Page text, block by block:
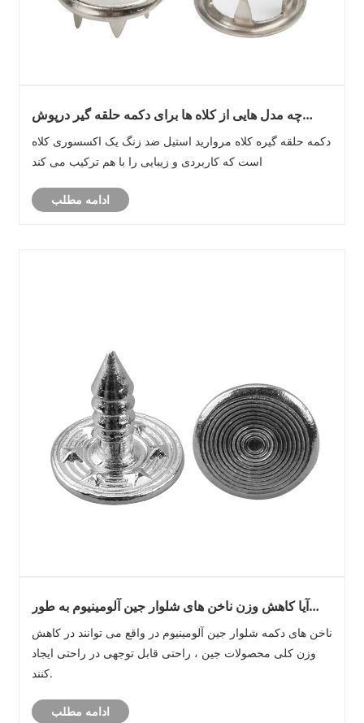
چه مدل هایی از کلاه ها برای دکمه حلقه گیر درپوش
مروارید فولادی ضد زنگ مناسب هستند؟
دکمه حلقه گیره کلاه مروارید استیل ضد زنگ یک اکسسوری کلاه
است که کاربردی و زیبایی را با هم ترکیب می کند
ادامه مطلب
آیا کاهش وزن ناخن های شلوار جین آلومینیوم به طور
قابل توجهی راحتی محصولات جین را بهبود می بخشد؟
ناخن های دکمه شلوار جین آلومینیوم در واقع می توانند در کاهش
وزن کلی محصولات جین ، راحتی قابل توجهی در راحتی ایجاد
کنند.
ادامه مطلب